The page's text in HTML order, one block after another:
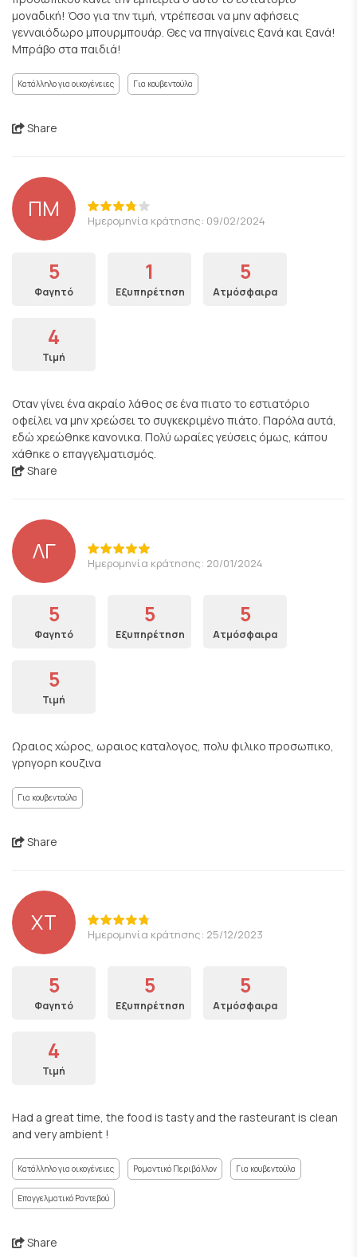
μοναδική! Όσο για την τιμή, ντρέπεσαι να μην αφήσεις
γενναιόδωρο μπουρμπουάρ. Θες να πηγαίνεις ξανά και ξανά!
Μπράβο στα παιδιά!
Κατάλληλο για οικογένειες Για κουβεντούλα
Share
ΠΜ Ημερομηνία κράτησης: 09/02/2024
5
Φαγητό
1
Εξυπηρέτηση
5
Ατμόσφαιρα
4
Τιμή
Οταν γίνει ένα ακραίο λάθος σε ένα πιατο το εστιατόριο
οφείλει να μην χρεώσει το συγκεκριμένο πιάτο. Παρόλα αυτά,
εδώ χρεώθηκε κανονικα. Πολύ ωραίες γεύσεις όμως, κάπου
χάθηκε ο επαγγελματισμός.
Share
ΛΓ Ημερομηνία κράτησης: 20/01/2024
5
Φαγητό
5
Εξυπηρέτηση
5
Ατμόσφαιρα
5
Τιμή
Ωραιος χώρος, ωραιος καταλογος, πολυ φιλικο προσωπικο,
γρηγορη κουζινα
Για κουβεντούλα
Share
ΧΤ Ημερομηνία κράτησης: 25/12/2023
5
Φαγητό
5
Εξυπηρέτηση
5
Ατμόσφαιρα
4
Τιμή
Had a great time, the food is tasty and the rasteurant is clean
and very ambient !
Κατάλληλο για οικογένειες Ρομαντικό Περιβάλλον Για κουβεντούλα
Επαγγελματικό Ραντεβού
Share